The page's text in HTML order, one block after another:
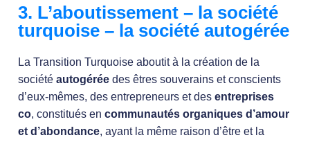
3. L’aboutissement – la société
turquoise – la société autogérée
La Transition Turquoise aboutit à la création de la
société autogérée des êtres souverains et conscients
d’eux-mêmes, des entrepreneurs et des entreprises
co, constitués en communautés organiques d’amour
et d’abondance, ayant la même raison d’être et la